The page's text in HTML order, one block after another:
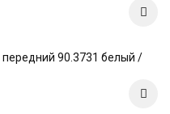
90.3731 белый /